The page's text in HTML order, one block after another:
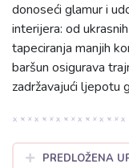
donoseći glamur i
interijera: od
tapeciranja manjih
baršun osigurava
zadržavajući ljepotu
PREDLOŽENA